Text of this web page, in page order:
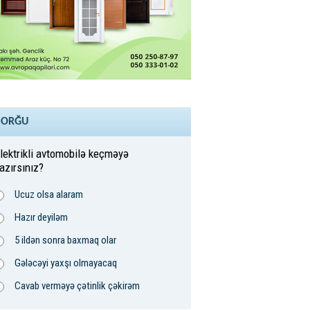
avtomobilə keçməyə
Ucuz olsa alaram
Hazır deyiləm
5 ildən sonra baxmaq olar
Gələcəyi yaxşı olmayacaq
Cavab verməyə çətinlik çəkirəm